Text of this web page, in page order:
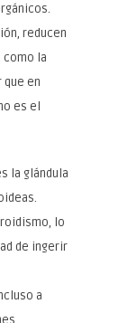
reducen
la
en
es el
la glándula
lo
de ingerir
a